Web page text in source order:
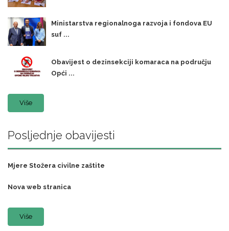
Ministarstva regionalnoga razvoja i fondova EU
suf ...
Obavijest o dezinsekciji komaraca na području
Opći ...
Više
Posljednje obavijesti
Mjere Stožera civilne zaštite
Nova web stranica
Više